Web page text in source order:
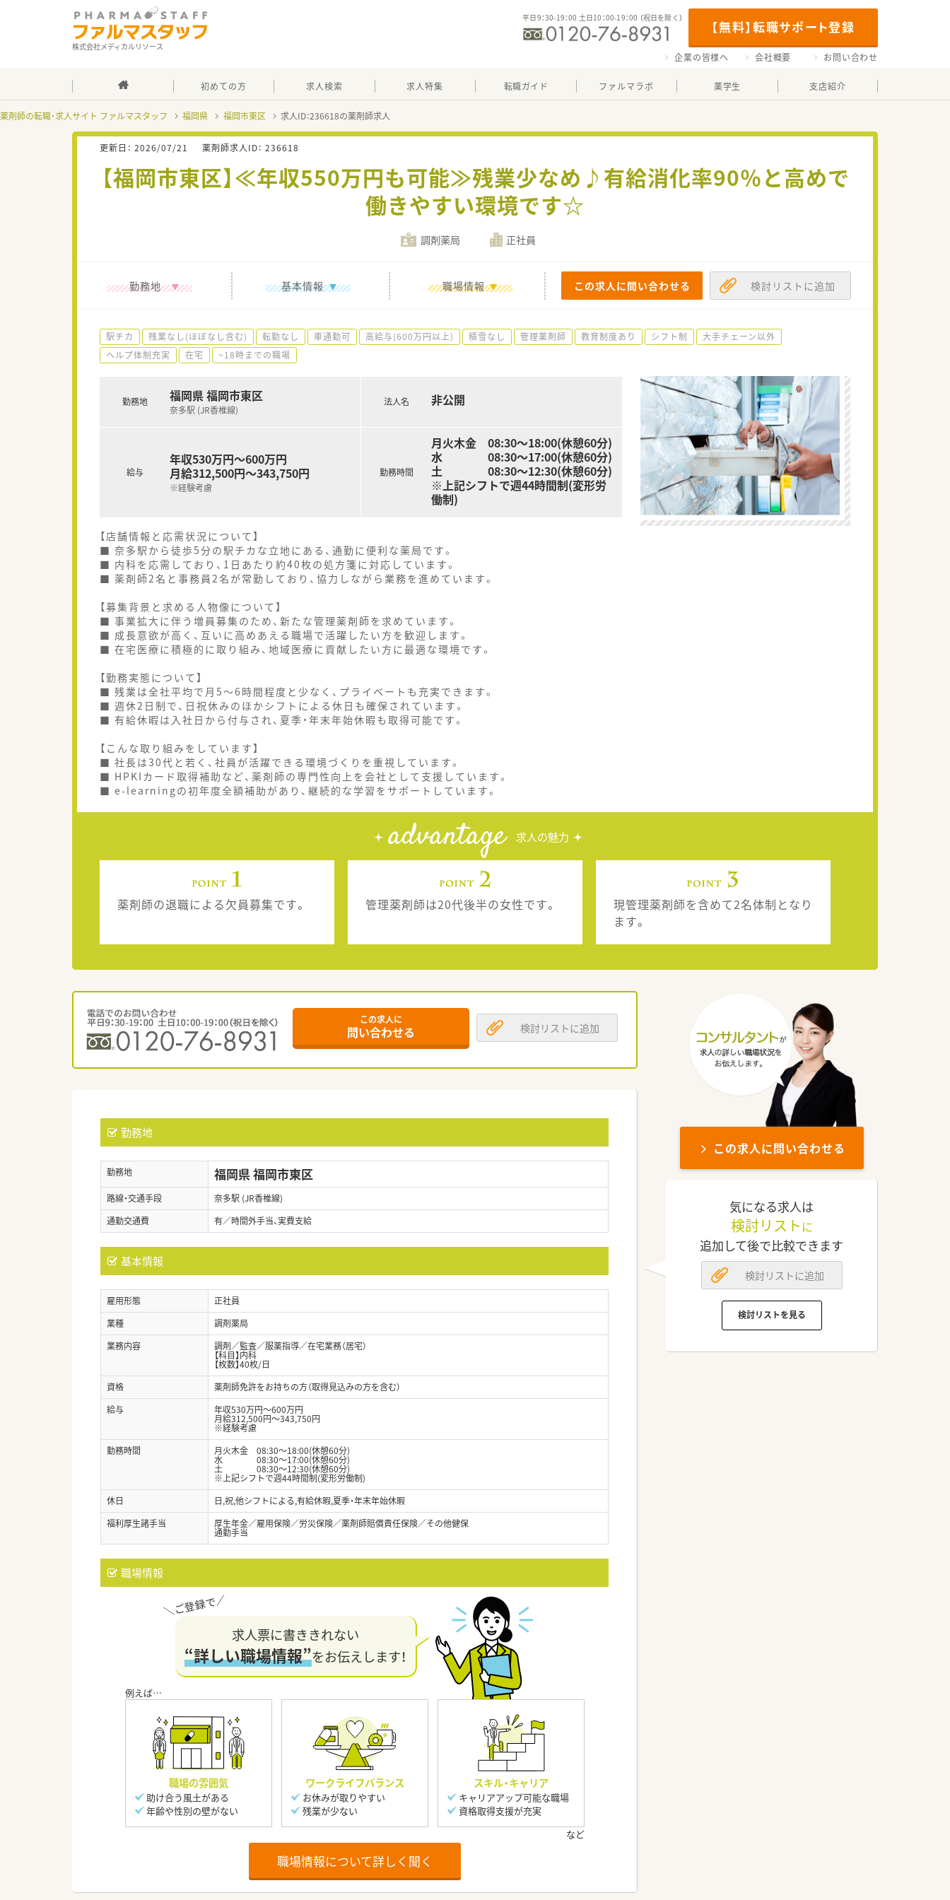
株式会社メディカルリソース
【無料】転職サポート登録
平日9：30-19：00 土日10：00-19：00 （祝日を除く）
企業の皆様へ 会社概要 お問い合わせ
初めての方 求人検索 求人特集 転職ガイド ファルマラボ 薬学生 支店紹介
薬剤師の転職・求人サイト ファルマスタッフ 福岡県 福岡市東区 求人ID：236618の薬剤師求人
更新日： 2026/07/21 薬剤師求人ID： 236618
【福岡市東区】≪年収550万円も可能≫残業少なめ♪有給消化率90％と高めで
働きやすい環境です☆
調剤薬局 正社員
勤務地 基本情報 職場情報 この求人に問い合わせる 検討リストに追加
駅チカ 残業なし(ほぼなし含む) 転勤なし 車通勤可 高給与(600万円以上) 積雪なし 管理薬剤師 教育制度あり シフト制
大手チェーン以外
ヘルプ体制充実
在宅 ~18時までの職場
勤務地 福岡県 福岡市東区
奈多駅 (JR香椎線)
給与
年収530万円～600万円
月給312,500円～343,750円
※経験考慮
法人名 非公開
勤務時間
月火木金 08:30～18:00(休憩60分)
水 08:30～17:00(休憩60分)
土 08:30～12:30(休憩60分)
※上記シフトで週44時間制(変形労
働制)
【店舗情報と応需状況について】
■ 奈多駅から徒歩5分の駅チカな立地にある、通勤に便利な薬局です。
■ 内科を応需しており、1日あたり約40枚の処方箋に対応しています。
■ 薬剤師2名と事務員2名が常勤しており、協力しながら業務を進めています。
【募集背景と求める人物像について】
■ 事業拡大に伴う増員募集のため、新たな管理薬剤師を求めています。
■ 成長意欲が高く、互いに高めあえる職場で活躍したい方を歓迎します。
■ 在宅医療に積極的に取り組み、地域医療に貢献したい方に最適な環境です。
【勤務実態について】
■ 残業は全社平均で月5～6時間程度と少なく、プライベートも充実できます。
■ 週休2日制で、日祝休みのほかシフトによる休日も確保されています。
■ 有給休暇は入社日から付与され、夏季・年末年始休暇も取得可能です。
【こんな取り組みをしています】
■ 社長は30代と若く、社員が活躍できる環境づくりを重視しています。
■ HPKIカード取得補助など、薬剤師の専門性向上を会社として支援しています。
■ e-learningの初年度全額補助があり、継続的な学習をサポートしています。
advantage 求人の魅力
薬剤師の退職による欠員募集です。 管理薬剤師は20代後半の女性です。
現管理薬剤師を含めて2名体制となり
ます。
この求人に
問い合わせる 検討リストに追加
勤務地
勤務地 福岡県 福岡市東区
路線・交通手段
奈多駅 (JR香椎線)
通勤交通費
有／時間外手当、実費支給
基本情報
雇用形態
正社員
業種
調剤薬局
業務内容
調剤／監査／服薬指導／在宅業務（居宅）
【科目】内科
【枚数】40枚/日
資格
薬剤師免許をお持ちの方（取得見込みの方を含む）
給与
年収530万円～600万円
月給312,500円～343,750円
※経験考慮
勤務時間
月火木金 08:30～18:00(休憩60分)
水 08:30～17:00(休憩60分)
土 08:30～12:30(休憩60分)
※上記シフトで週44時間制(変形労働制)
休日
日,祝,他シフトによる,有給休暇,夏季・年末年始休暇
福利厚生諸手当
厚生年金／雇用保険／労災保険／薬剤師賠償責任保険／その他健保
通勤手当
職場情報
求人票に書ききれない
“詳しい職場情報”をお伝えします！
職場の雰囲気
助け合う風土がある
年齢や性別の壁がない
ワークライフバランス
お休みが取りやすい
残業が少ない
スキル・キャリア
キャリアアップ可能な職場
資格取得支援が充実
職場情報について詳しく聞く
この求人に問い合わせる
気になる求人は
検討リスト に
追加して後で比較できます
検討リストに追加
検討リストを見る